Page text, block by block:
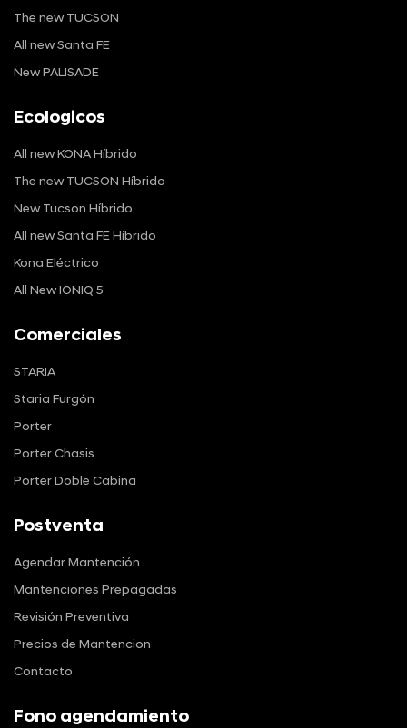
The new TUCSON
All new Santa FE
New PALISADE
Ecologicos
All new KONA Híbrido
The new TUCSON Híbrido
New Tucson Híbrido
All new Santa FE Híbrido
Kona Eléctrico
All New IONIQ 5
Comerciales
STARIA
Staria Furgón
Porter
Porter Chasis
Porter Doble Cabina
Postventa
Agendar Mantención
Mantenciones Prepagadas
Revisión Preventiva
Precios de Mantencion
Contacto
Fono agendamiento